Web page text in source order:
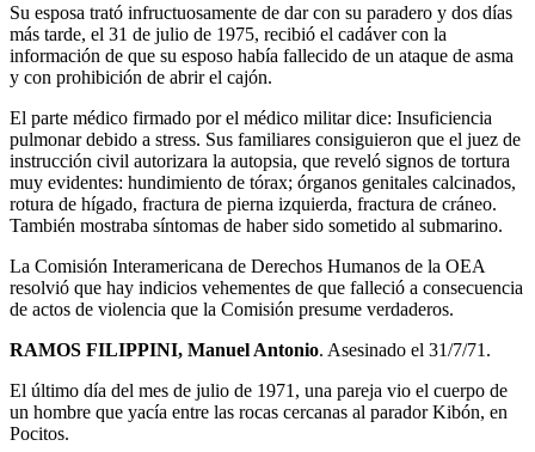
Su esposa trató infructuosamente de dar con su paradero y dos días
más tarde, el 31 de julio de 1975, recibió el cadáver con la
información de que su esposo había fallecido de un ataque de asma
y con prohibición de abrir el cajón.
El parte médico firmado por el médico militar dice: Insuficiencia
pulmonar debido a stress. Sus familiares consiguieron que el juez de
instrucción civil autorizara la autopsia, que reveló signos de tortura
muy evidentes: hundimiento de tórax; órganos genitales calcinados,
rotura de hígado, fractura de pierna izquierda, fractura de cráneo.
También mostraba síntomas de haber sido sometido al submarino.
La Comisión Interamericana de Derechos Humanos de la OEA
resolvió que hay indicios vehementes de que falleció a consecuencia
de actos de violencia que la Comisión presume verdaderos.
RAMOS FILIPPINI, Manuel Antonio. Asesinado el 31/7/71.
El último día del mes de julio de 1971, una pareja vio el cuerpo de
un hombre que yacía entre las rocas cercanas al parador Kibón, en
Pocitos.